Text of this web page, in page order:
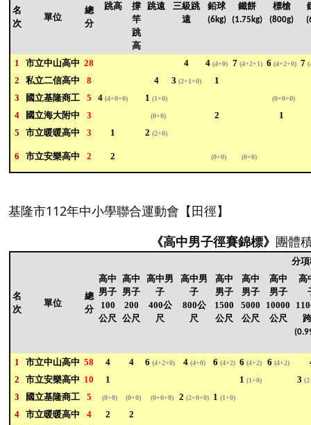
名
次
單位
總
分
跳高
撐
竿
跳
高
跳遠
三級跳
遠
鉛球
(6kg)
鐵餅
(1.75kg)
標槍
(800g)
1 市立中山高中 28 4 4 (4+0) 7 (4+2+1) 6 (4+2+0) 7
2 私立二信高中 8 4 3 (2+1+0)
1
3
國立基隆商工 5 4 (4+0+0) 1 (1+0) (0+0+0)
4 國立海大附中 3 (0+0) 2
1
5
市立暖暖高中 3 1 2 (2+0)
6 市立安樂高中 2 2 (0+0) (0+0)
基隆市112年中小學聯合運動會【田徑】
《高中男子徑賽錦標》 團體
名
次
單位
總
分
分
高中
男子
100
公尺
高中
男子
200
公尺
高中男
子
400公
尺
高中男
子
800公
尺
高中
男子
1500
公尺
高中
男子
5000
公尺
高中
男子
10000
公尺
高
1 市立中山高中 58 4 4 6 (4+2+0) 4 (4+0) 6 (4+2) 6 (4+2) 6 (4+2)
2
市立安樂高中 10 1 1 (1+0) 3
3 國立基隆商工 5 (0+0) (0+0) (0+0+0) 2 (2+0+0) 1 (1+0)
4 市立暖暖高中 4 2
2